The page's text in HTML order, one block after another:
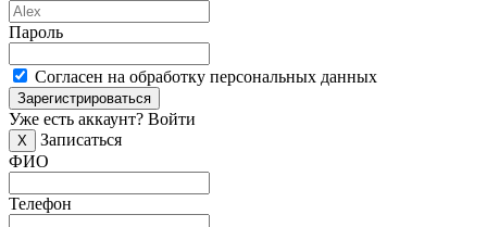
Пароль
Согласен на обработку персональных данных
Зарегистрироваться
Уже есть аккаунт? Войти
X
Записаться
ФИО
Телефон